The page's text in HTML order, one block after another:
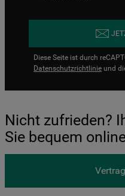
Diese Seite ist durch
Datenschutzrichtlinie und
Nicht zufrieden?
Sie bequem